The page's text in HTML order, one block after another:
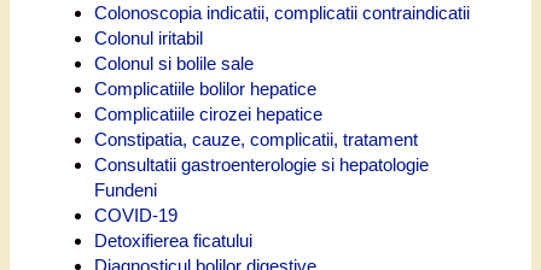
Colonoscopia indicatii, complicatii contraindicatii
Colonul iritabil
Colonul si bolile sale
Complicatiile bolilor hepatice
Complicatiile cirozei hepatice
Constipatia, cauze, complicatii, tratament
Consultatii gastroenterologie si hepatologie
Fundeni
COVID-19
Detoxifierea ficatului
Diagnosticul bolilor digestive